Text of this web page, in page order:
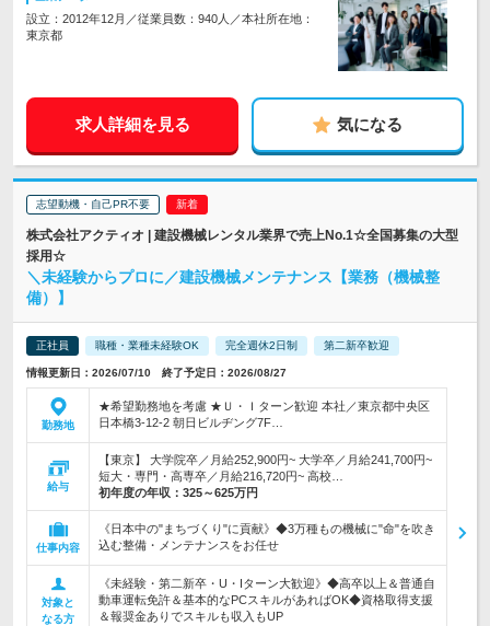
設立：2012年12月／従業員数：940人／本社所在地：
東京都
求人詳細を見る 気になる
志望動機・自己PR不要
株式会社アクティオ | 建設機械レンタル業界で売上No.1☆全国募集の大型
採用☆
＼未経験からプロに／建設機械メンテナンス【業務（機械整
備）】
正社員 職種・業種未経験OK 完全週休2日制 第二新卒歓迎
情報更新日：2026/07/10 終了予定日：2026/08/27
勤務地
★希望勤務地を考慮 ★Ｕ・Ｉターン歓迎 本社／東京都中央区
日本橋3-12-2 朝日ビルヂング7F…
給与
【東京】 大学院卒／月給252,900円~ 大学卒／月給241,700円~
短大・専門・高専卒／月給216,720円~ 高校…
初年度の年収： 325～625万円
仕事内容
《日本中の"まちづくり"に貢献》◆3万種もの機械に"命"を吹き
込む整備・メンテナンスをお任せ
対象と
なる方
《未経験・第二新卒・U・Iターン大歓迎》◆高卒以上＆普通自
動車運転免許＆基本的なPCスキルがあればOK◆資格取得支援
＆報奨金ありでスキルも収入もUP